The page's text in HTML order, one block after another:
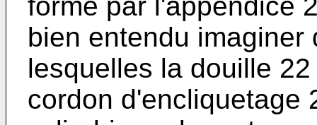
bien entendu imaginer
lesquelles la douille
cordon d'encliquetage